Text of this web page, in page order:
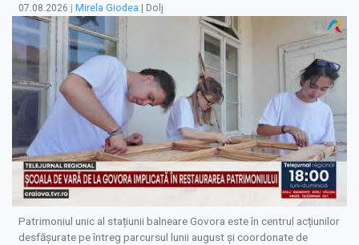
07.08.2026 | Mirela Giodea | Dolj
Patrimoniul unic al stațiunii balneare Govora este în centrul acțiunilor
desfășurate pe întreg parcursul lunii august și coordonate de